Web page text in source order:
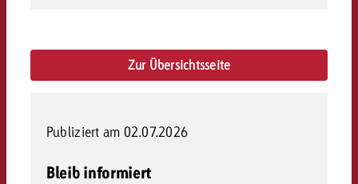
Zur Übersichtsseite
Publiziert am 02.07.2026
Bleib informiert